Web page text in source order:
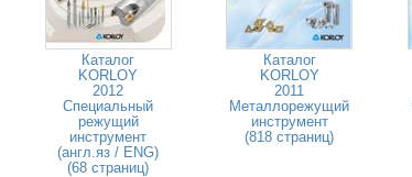
Каталог
KORLOY
2012
Специальный
режущий
инструмент
(англ.яз / ENG)
(68 страниц)
Каталог
KORLOY
2011
Металлорежущий
инструмент
(818 страниц)